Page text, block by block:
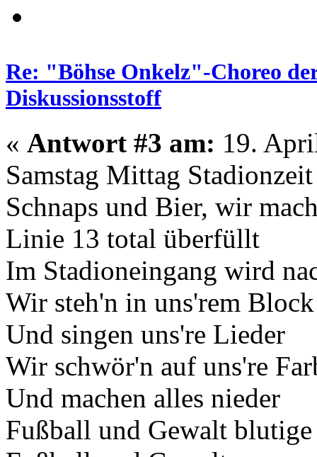
Re: "Böhse Onkelz"-Choreo
Diskussionsstoff
« Antwort #3 am: 19.
Samstag Mittag Stadionzeit
Schnaps und Bier, wir
Linie 13 total überfüllt
Im Stadioneingang wird
Wir steh'n in uns'rem Block
Und singen uns're Lieder
Wir schwör'n auf uns're
Und machen alles nieder
Fußball und Gewalt